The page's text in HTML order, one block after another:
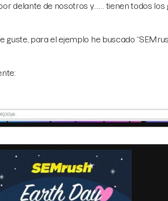
delante de nosotros y…… tienen todos los
guste, para el ejemplo he buscado